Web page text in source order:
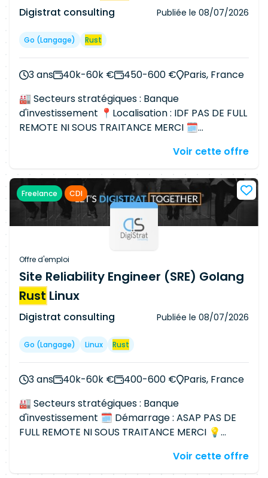
Digistrat consulting Publiée le 08/07/2026
Go (langage) Rust
3 ans 40k-60k € 450-600 €
Paris, France
🏭 Secteurs stratégiques : Banque
d'investissement 📍Localisation : IDF PAS DE FULL
REMOTE NI SOUS TRAITANCE MERCI 🗓
le cadre d'un projet au sein d'un client grand
Développeur Rust. Les connaissances sur le
langage GO sont un plus. L'équipe conçoit,
architecture, développe et maintient en
production les applications de booking et de
données de marché de son périmètre, qui
servent à la valorisation et au calcul de risque. La
mission consiste à : Compréhension des besoins
métier et des problématiques techniques.
Architecture et conception de systèmes
informatiques.
Voir cette offre
Freelance CDI
Offre d'emploi
Site Reliability Engineer (SRE) Golang
Rust Linux
Digistrat consulting Publiée le 08/07/2026
Go (langage) Linux Rust
3 ans 40k-60k € 400-600 €
Paris, France
🏭 Secteurs stratégiques : Banque
d'investissement 🗓 Démarrage : ASAP PAS DE
FULL REMOTE NI SOUS TRAITANCE MERCI 💡
métriques pour assurer la fiabilité deVoir cette offre